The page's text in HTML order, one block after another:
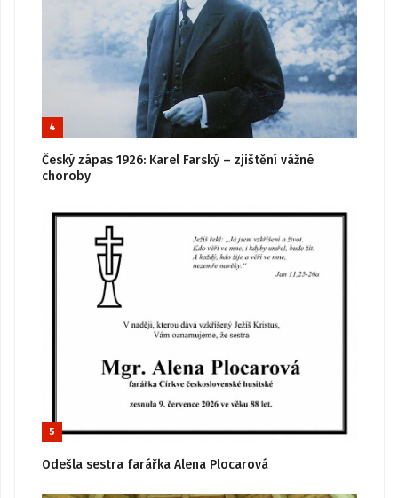
4
Český zápas 1926: Karel Farský – zjištění vážné
choroby
5
Odešla sestra farářka Alena Plocarová